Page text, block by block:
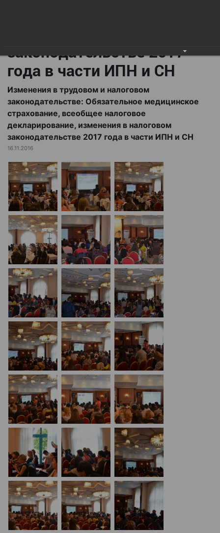
законодательстве 2017
года в части ИПН и СН
Изменения в трудовом и налоговом
законодательстве: Обязательное медицинское
страхование, всеобщее налоговое
декларирование, изменения в налоговом
законодательстве 2017 года в части ИПН и СН
16.11.2016